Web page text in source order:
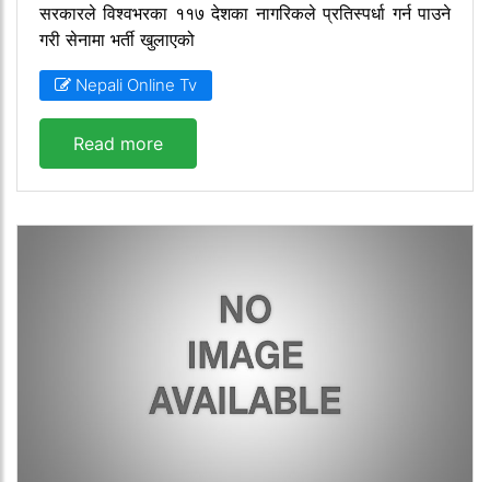
सरकारले विश्वभरका ११७ देशका नागरिकले प्रतिस्पर्धा गर्न पाउने
गरी सेनामा भर्ती खुलाएको
Nepali Online Tv
Read more